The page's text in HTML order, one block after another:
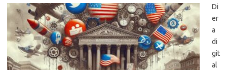
Di
er
a
di
git
al